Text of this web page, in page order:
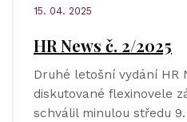
15. 04. 2025
HR News č. 2/2025
Druhé letošní vydání HR
diskutované flexinovele
schválil minulou středu